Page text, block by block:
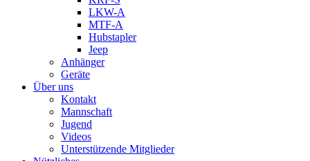
LKW-A
MTF-A
Hubstapler
Jeep
Anhänger
Geräte
Über uns
Kontakt
Mannschaft
Jugend
Videos
Unterstützende Mitglieder